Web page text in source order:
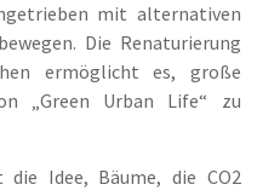
mit alternativen
Die Renaturierung
ermöglicht es, große
„Green Urban Life“ zu
Idee, Bäume, die CO2